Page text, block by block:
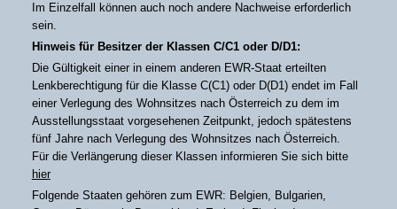
Im Einzelfall können auch noch andere Nachweise erforderlich
sein.
Hinweis für Besitzer der Klassen C/C1 oder D/D1:
Die Gültigkeit einer in einem anderen EWR-Staat erteilten
Lenkberechtigung für die Klasse C(C1) oder D(D1) endet im Fall
einer Verlegung des Wohnsitzes nach Österreich zu dem im
Ausstellungsstaat vorgesehenen Zeitpunkt, jedoch spätestens
fünf Jahre nach Verlegung des Wohnsitzes nach Österreich.
Für die Verlängerung dieser Klassen informieren Sie sich bitte
hier
Folgende Staaten gehören zum EWR: Belgien, Bulgarien,